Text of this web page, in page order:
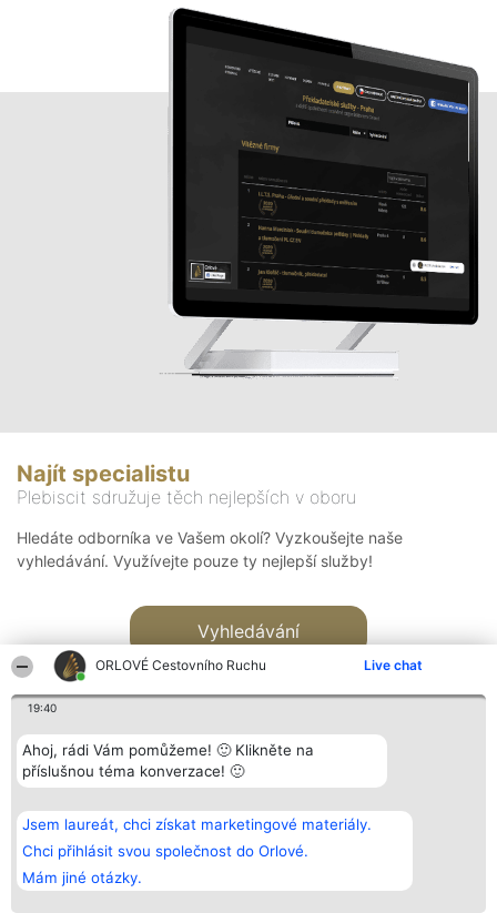
ORLOVÉ Cestovního Ruchu Live chat
19:40
Ahoj, rádi Vám pomůžeme! 🙂 Klikněte na
příslušnou téma konverzace! 🙂
Jsem laureát, chci získat marketingové materiály.
Chci přihlásit svou společnost do Orlové.
Mám jiné otázky.
Najít specialistu
Plebiscit sdružuje těch nejlepších v oboru
Hledáte odborníka ve Vašem okolí? Vyzkoušejte naše
vyhledávání. Využívejte pouze ty nejlepší služby!
Vyhledávání
Bright Side Solutions sp. z o.
o. sp. k.
ul. Ruska 22
Wrocław 50-079
KRS 0000749100 | Regon
381313360 | NIP 8943132676
Vítězové
Seznam všech
laureátů
Zásady
Zásady
Kontakt